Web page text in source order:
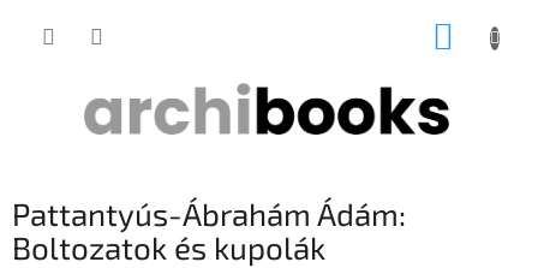
KOSÁR
Pattantyús-Ábrahám Ádám:
Boltozatok és kupolák